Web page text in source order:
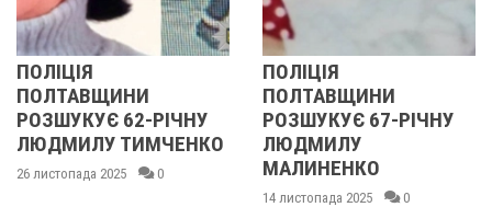
ПОЛІЦІЯ
ПОЛТАВЩИНИ
РОЗШУКУЄ 62-РІЧНУ
ЛЮДМИЛУ ТИМЧЕНКО
26 листопада 2025 0
ПОЛІЦІЯ
ПОЛТАВЩИНИ
РОЗШУКУЄ 67-РІЧНУ
ЛЮДМИЛУ
МАЛИНЕНКО
14 листопада 2025 0